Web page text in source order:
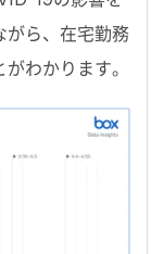
がら、在宅勤務
わかります。